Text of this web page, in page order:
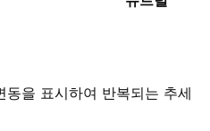
을 표시하여 반복되는 추세